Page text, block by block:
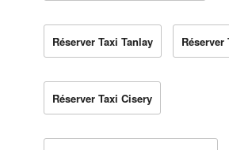
Réserver Taxi Tanlay Réserver
Réserver Taxi Cisery